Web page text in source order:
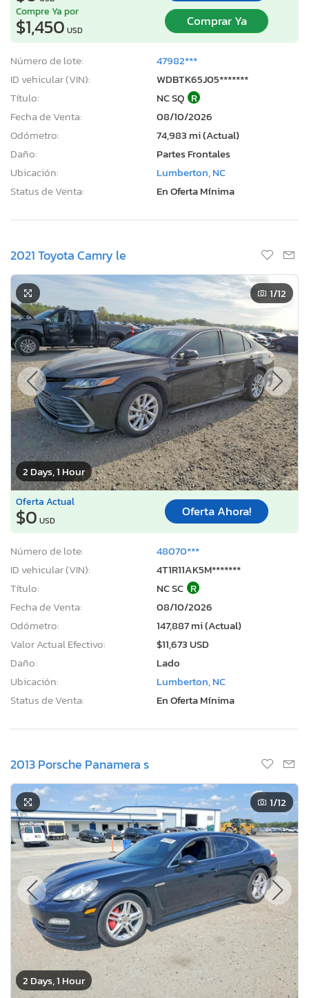
Compre Ya por
$1,450 USD
Comprar Ya
Número de lote:
47982***
ID vehicular (VIN):
WDBTK65J05*******
Título:
NC SQ R
Fecha de Venta:
08/10/2026
Odómetro:
74,983 mi (Actual)
Daño:
Partes Frontales
Ubicación:
Lumberton, NC
Status de Venta:
En Oferta Mínima
2021 Toyota Camry le
2 Days, 1 Hour
1/12
Oferta Actual
$0 USD
Oferta Ahora!
Número de lote:
48070***
ID vehicular (VIN):
4T1R11AK5M*******
Título:
NC SC R
Fecha de Venta:
08/10/2026
Odómetro:
147,887 mi (Actual)
Valor Actual Efectivo:
$11,673 USD
Daño:
Lado
Ubicación:
Lumberton, NC
Status de Venta:
En Oferta Mínima
2013 Porsche Panamera s
2 Days, 1 Hour
1/12